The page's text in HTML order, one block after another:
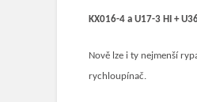
KX016-4 a U17-3 HI +
Nově lze i ty nejmenší
rychloupínač.